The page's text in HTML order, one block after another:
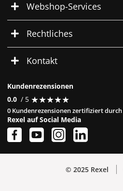
Webshop-Services
Rechtliches
Kontakt
Kundenrezensionen
0.0 / 5 ★★★★★
★★★★★
0 Kundenrezensionen zertifiziert durch
Rexel auf Social Media
© 2025 Rexel